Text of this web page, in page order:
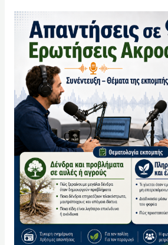
Απαντήσεις
ερωτήματα
ακροατών